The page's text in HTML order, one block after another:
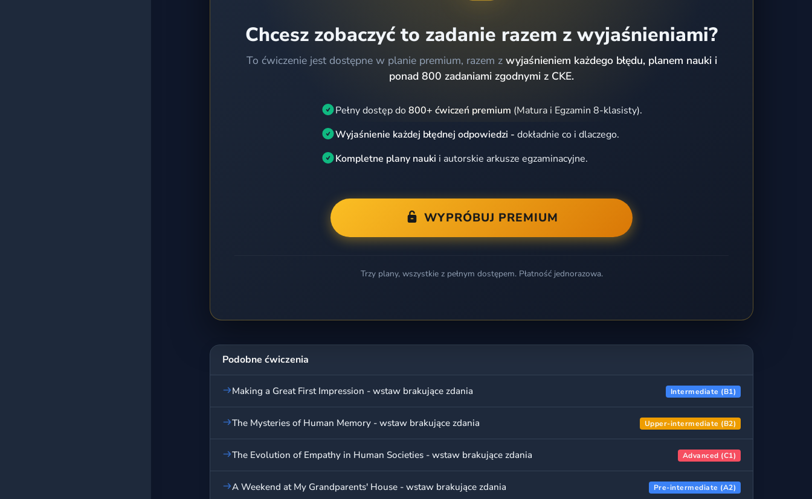
Chcesz zobaczyć to zadanie razem z wyjaśnieniami?
To ćwiczenie jest dostępne w planie premium, razem z wyjaśnieniem każdego błędu, planem nauki i
ponad 800 zadaniami zgodnymi z CKE.
Pełny dostęp do800+ ćwiczeń premium (Matura i Egzamin 8-klasisty).
Wyjaśnienie każdej błędnej odpowiedzi - dokładnie co i dlaczego.
Kompletne plany nauki i autorskie arkusze egzaminacyjne.
WYPRÓBUJ PREMIUM
Trzy plany, wszystkie z pełnym dostępem. Płatność jednorazowa.
Podobne ćwiczenia
Making a Great First Impression - wstaw brakujące zdania Intermediate (B1)
The Mysteries of Human Memory - wstaw brakujące zdania Upper-intermediate (B2)
The Evolution of Empathy in Human Societies - wstaw brakujące zdania Advanced (C1)
A Weekend at My Grandparents' House - wstaw brakujące zdania Pre-intermediate (A2)